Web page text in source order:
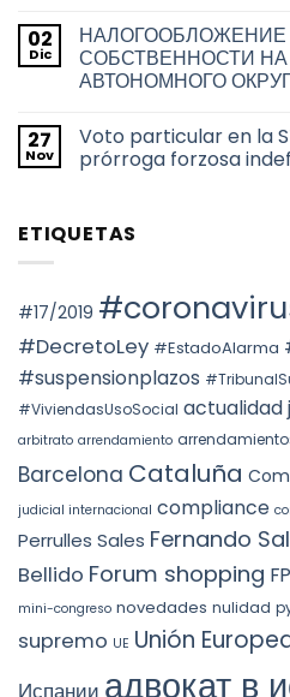
en
la
ciudad
de
Barcelona
de
los
títulos
habilitantes
de
uso
turístico
en
comentarios
en
TAX
RESIDENCE
2026
TAX
YEAR:
EVALUATION
THE
SUBSTANCE
OVER
UNDER
DOCTRINE,
02
Dic
НАЛОГООБЛОЖЕНИЕ
СОБСТВЕННОСТИ
АВТОНОМНОГО
comentarios
en
НАЛОГООБЛОЖЕНИЕ
СОБСТВЕННОСТИ
НА
ОКРУГА
КАТАЛОНИИ
(ITP)
27
Nov
Voto particular en la
prórroga forzosa
en
Voto
STS
4240/2025:
la
prórroga
forzosa
indefinida
ETIQUETAS
#17/2019
#DecretoLey #EstadoAlarma
#suspensionplazos
#ViviendasUsoSocial actualidad
arbitrato arrendamiento
Barcelona Cataluña
judicial internacional compliance
Perrulles Sales Fernando
Bellido Forum shopping
mini-congreso novedades nulidad
supremo UE Unión
адвокат в